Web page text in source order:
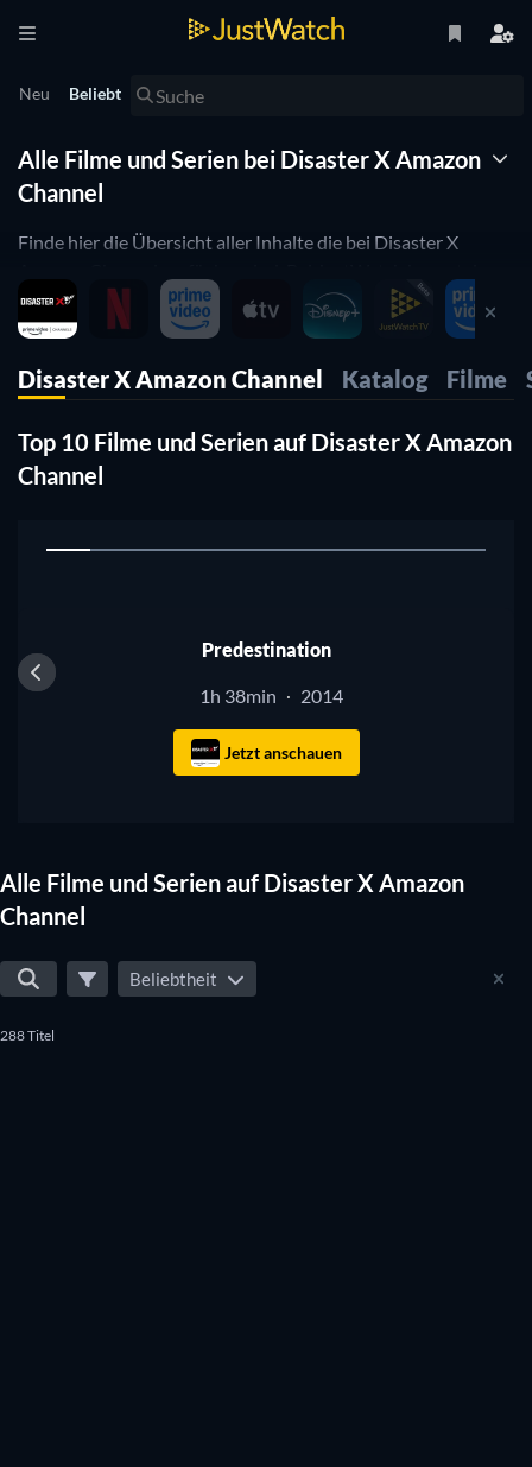
Neu Beliebt
Alle Filme und Serien bei Disaster X Amazon
Channel
Finde hier die Übersicht aller Inhalte die bei Disaster X
sehen, welche Filme und Serien jetzt gerade bei Disaster X
Amazon Channel zu sehen sind. Mit Hilfe der Watchbar
Anbietern hin- und herwechseln und Preise oder die
Disaster X Amazon Channel Katalog Filme
Top 10 Filme und Serien auf Disaster X Amazon
Channel
1
Predestination
1h 38min · 2014
Jetzt anschauen
Alle Filme und Serien auf Disaster X Amazon
Channel
Beliebtheit
288 Titel